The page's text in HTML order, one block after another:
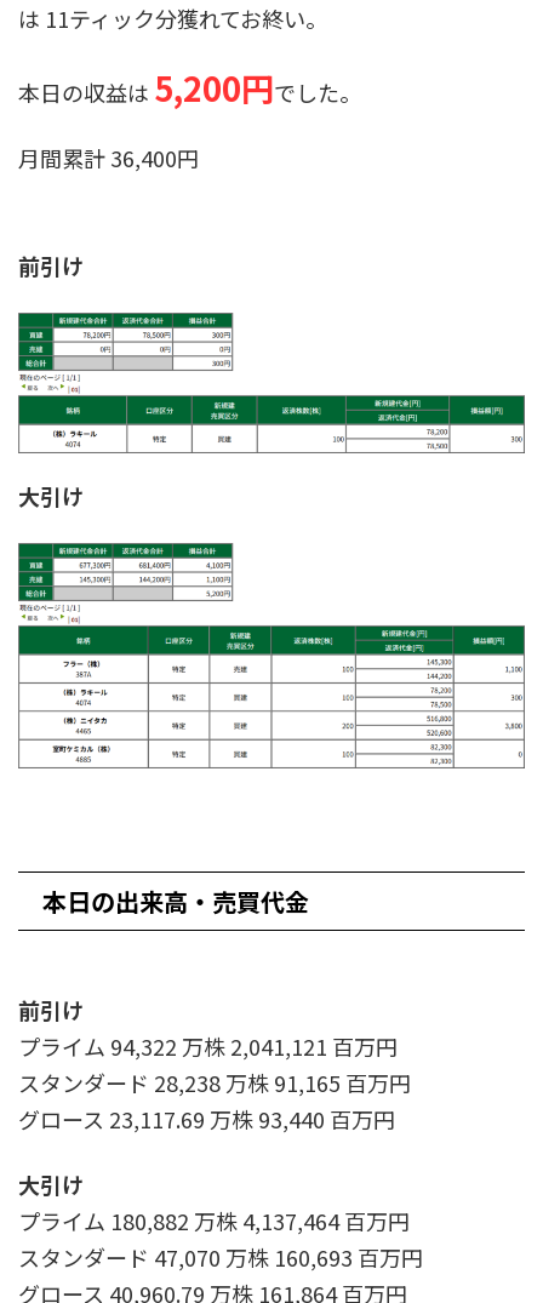
は 11ティック分獲れてお終い。
本日の収益は 5,200円でした。
月間累計 36,400円
前引け
大引け
本日の出来高・売買代金
前引け
プライム 94,322 万株 2,041,121 百万円
スタンダード 28,238 万株 91,165 百万円
グロース 23,117.69 万株 93,440 百万円
大引け
プライム 180,882 万株 4,137,464 百万円
スタンダード 47,070 万株 160,693 百万円
グロース 40,960.79 万株 161,864 百万円